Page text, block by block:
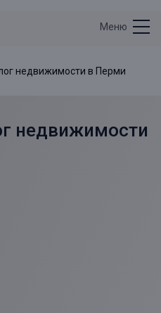
Меню
недвижимости в Перми
недвижимости